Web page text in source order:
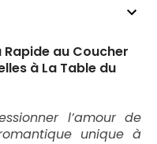
Rapide au Coucher
à La Table du
l’amour de
unique à